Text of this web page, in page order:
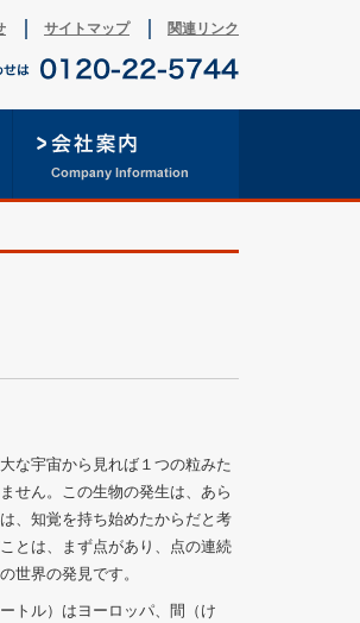
サイトマップ 関連リンク
な宇宙から見れば１つの粒みた
せん。この生物の発生は、あら
、知覚を持ち始めたからだと考
とは、まず点があり、点の連続
世界の発見です。
トル）はヨーロッパ、間（け